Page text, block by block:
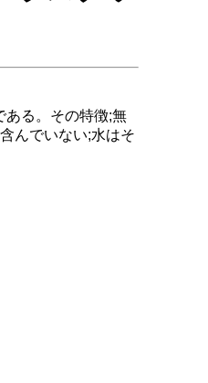
ある。その特徴;無
んでいない;水はそ